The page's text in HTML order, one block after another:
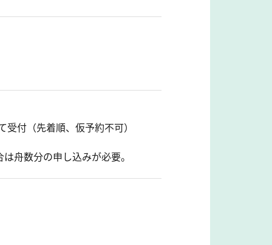
付（先着順、仮予約不可）
舟数分の申し込みが必要。